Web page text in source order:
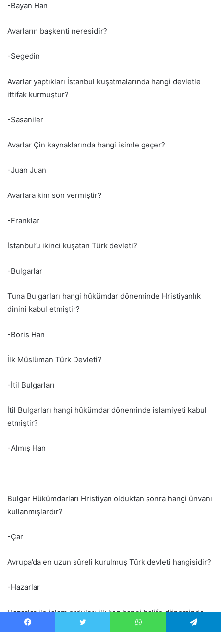
-Bayan Han
Avarların başkenti neresidir?
-Segedin
Avarlar yaptıkları İstanbul kuşatmalarında hangi devletle
ittifak kurmuştur?
-Sasaniler
Avarlar Çin kaynaklarında hangi isimle geçer?
-Juan Juan
Avarlara kim son vermiştir?
-Franklar
İstanbul’u ikinci kuşatan Türk devleti?
-Bulgarlar
Tuna Bulgarları hangi hükümdar döneminde Hristiyanlık
dinini kabul etmiştir?
-Boris Han
İlk Müslüman Türk Devleti?
-İtil Bulgarları
İtil Bulgarları hangi hükümdar döneminde islamiyeti kabul
etmiştir?
-Almış Han
Bulgar Hükümdarları Hristiyan olduktan sonra hangi ünvanı
kullanmışlardır?
-Çar
Avrupa’da en uzun süreli kurulmuş Türk devleti hangisidir?
-Hazarlar
Hazarlar ile islam orduları ilk kez hangi halife döneminde
savaşmışlardır?